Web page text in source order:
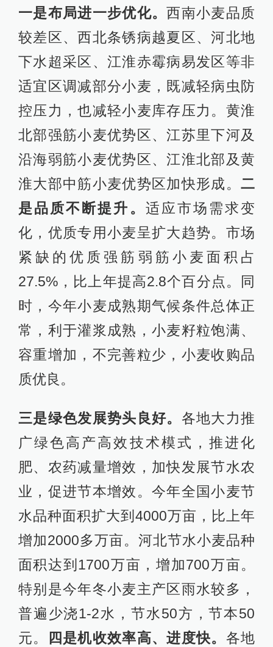
一是布局进一步优化。西南小麦品质
较差区、西北条锈病越夏区、河北地
下水超采区、江淮赤霉病易发区等非
适宜区调减部分小麦，既减轻病虫防
控压力，也减轻小麦库存压力。黄淮
北部强筋小麦优势区、江苏里下河及
沿海弱筋小麦优势区、江淮北部及黄
淮大部中筋小麦优势区加快形成。二
是品质不断提升。 适应市场需求变
化，优质专用小麦呈扩大趋势。市场
紧缺的优质强筋弱筋小麦面积占
27.5%，比上年提高2.8个百分点。同
时，今年小麦成熟期气候条件总体正
常，利于灌浆成熟，小麦籽粒饱满、
容重增加，不完善粒少，小麦收购品
质优良。
三是绿色发展势头良好。 各地大力推
广绿色高产高效技术模式，推进化
肥、农药减量增效，加快发展节水农
业，促进节本增效。今年全国小麦节
水品种面积扩大到4000万亩，比上年
增加2000多万亩。河北节水小麦品种
面积达到1700万亩，增加700万亩。
特别是今年冬小麦主产区雨水较多，
普遍少浇1-2水，节水50方，节本50
元。
四是机收效率高、进度快。 各地